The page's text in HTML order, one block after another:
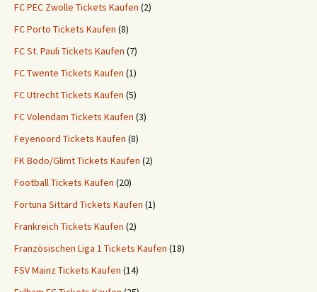
FC PEC Zwolle Tickets Kaufen (2)
FC Porto Tickets Kaufen (8)
FC St. Pauli Tickets Kaufen (7)
FC Twente Tickets Kaufen (1)
FC Utrecht Tickets Kaufen (5)
FC Volendam Tickets Kaufen (3)
Feyenoord Tickets Kaufen (8)
FK Bodo/Glimt Tickets Kaufen (2)
Football Tickets Kaufen (20)
Fortuna Sittard Tickets Kaufen (1)
Frankreich Tickets Kaufen (2)
Französischen Liga 1 Tickets Kaufen (18)
FSV Mainz Tickets Kaufen (14)